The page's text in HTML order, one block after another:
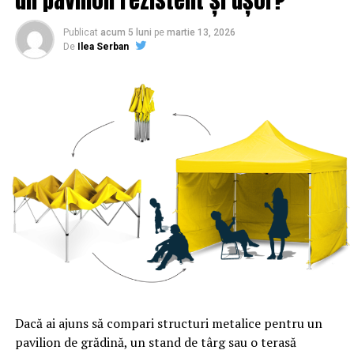
Publicat acum 5 luni pe martie 13, 2026
De
Ilea Serban
Dacă ai ajuns să compari structuri metalice pentru un
pavilion de grădină, un stand de târg sau o terasă